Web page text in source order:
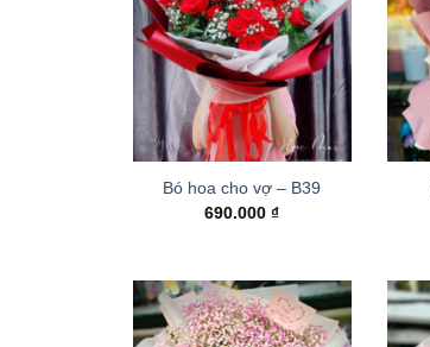
Bó hoa cho vợ – B39
690.000₫